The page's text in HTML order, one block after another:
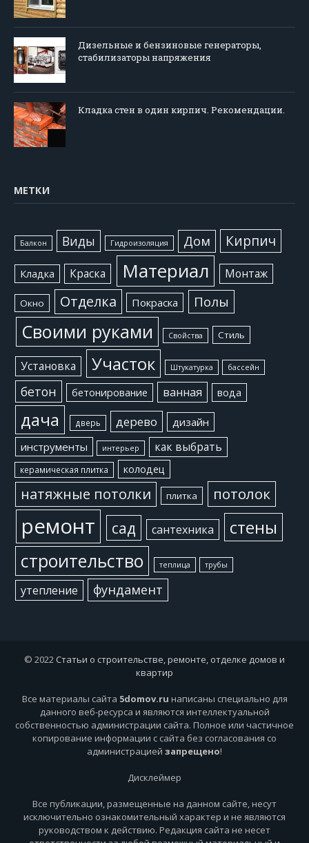
Дизельные и бензиновые генераторы,
стабилизаторы напряжения
Кладка стен в один кирпич. Рекомендации.
МЕТКИ
Балкон Виды Гидроизоляция Дом Кирпич
Кладка Краска Материал Монтаж
Окно Отделка Покраска Полы
Своими руками Свойства Стиль
Установка Участок Штукатурка бассейн
бетон бетонирование ванная вода
дача дверь дерево
дизайн
инструменты
интерьер как выбрать
керамическая плитка колодец
натяжные потолки плитка потолок
ремонт сад сантехника
стены
строительство
теплица трубы
утепление фундамент
© 2022 Статьи о строительстве, ремонте, отделке домов и
квартир
Все материалы сайта 5domov.ru написаны специально для
данного веб-ресурса и являются интеллектуальной
собственностью администрации сайта. Полное или частичное
копирование информации с сайта без согласования со
администрацией запрещено!
Дисклеймер
Все публикации, размещенные на данном сайте, несут
исключительно ознакомительный характер и не являются
руководством к действию. Редакция сайта не несет